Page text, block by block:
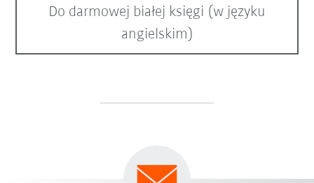
Do darmowej białej księgi (w języku
angielskim)